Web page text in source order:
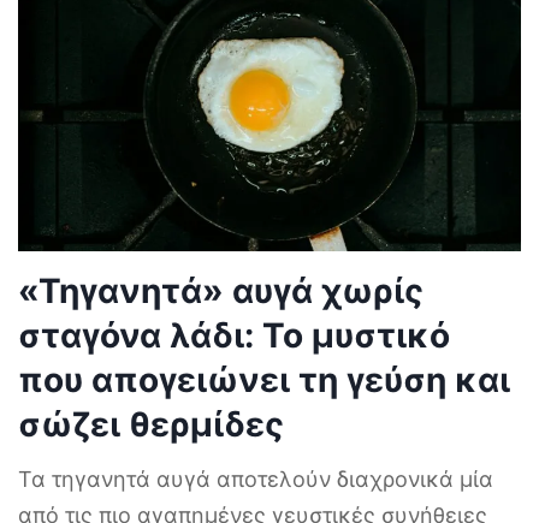
«Τηγανητά» αυγά χωρίς
σταγόνα λάδι: Το μυστικό
που απογειώνει τη γεύση και
σώζει θερμίδες
Τα τηγανητά αυγά αποτελούν διαχρονικά μία
από τις πιο αγαπημένες γευστικές συνήθειες